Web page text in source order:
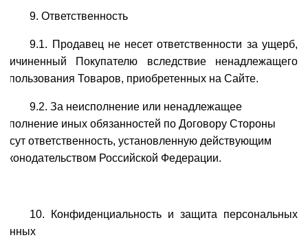
9. Ответственность
9.1. Продавец не несет ответственности за ущерб,
Покупателю вследствие ненадлежащего
Товаров, приобретенных на Сайте.
9.2. За неисполнение или ненадлежащее
иных обязанностей по Договору Стороны
ответственность, установленную действующим
Российской Федерации.
10. Конфиденциальность и защита персональных